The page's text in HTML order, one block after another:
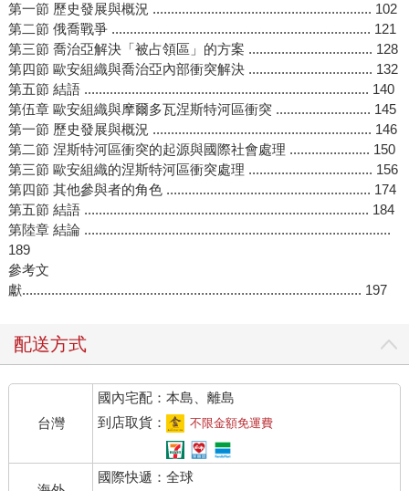
第一節 歷史發展與概況 ............................................................ 102
第二節 俄喬戰爭 ....................................................................... 121
第三節 喬治亞解決「被占領區」的方案 .................................. 128
第四節 歐安組織與喬治亞內部衝突解決 .................................. 132
第五節 結語 .............................................................................. 140
第伍章 歐安組織與摩爾多瓦涅斯特河區衝突 .......................... 145
第一節 歷史發展與概況 ............................................................ 146
第二節 涅斯特河區衝突的起源與國際社會處理 ...................... 150
第三節 歐安組織的涅斯特河區衝突處理 .................................. 156
第四節 其他參與者的角色 ........................................................ 174
第五節 結語 .............................................................................. 184
第陸章 結論 ....................................................................................
189
參考文
獻............................................................................................. 197
配送方式
台灣
國內宅配：本島、離島
到店取貨：
不限金額免運費
國際快遞：全球